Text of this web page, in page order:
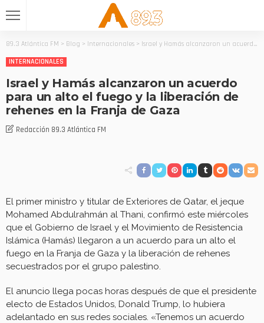
89.3 Atlántica FM > Blog > Internacionales > Israel y Hamás alcanzaron un acuerdo para un alto el fuego y la liberación de rehenes en la Franja de Gaza
INTERNACIONALES
Israel y Hamás alcanzaron un acuerdo
para un alto el fuego y la liberación de
rehenes en la Franja de Gaza
Redacción 89.3 Atlántica FM
El primer ministro y titular de Exteriores de Qatar, el jeque
Mohamed Abdulrahmán al Thani, confirmó este miércoles
que el Gobierno de Israel y el Movimiento de Resistencia
Islámica (Hamás) llegaron a un acuerdo para un alto el
fuego en la Franja de Gaza y la liberación de rehenes
secuestrados por el grupo palestino.
El anuncio llega pocas horas después de que el presidente
electo de Estados Unidos, Donald Trump, lo hubiera
adelantado en sus redes sociales. «Tenemos un acuerdo